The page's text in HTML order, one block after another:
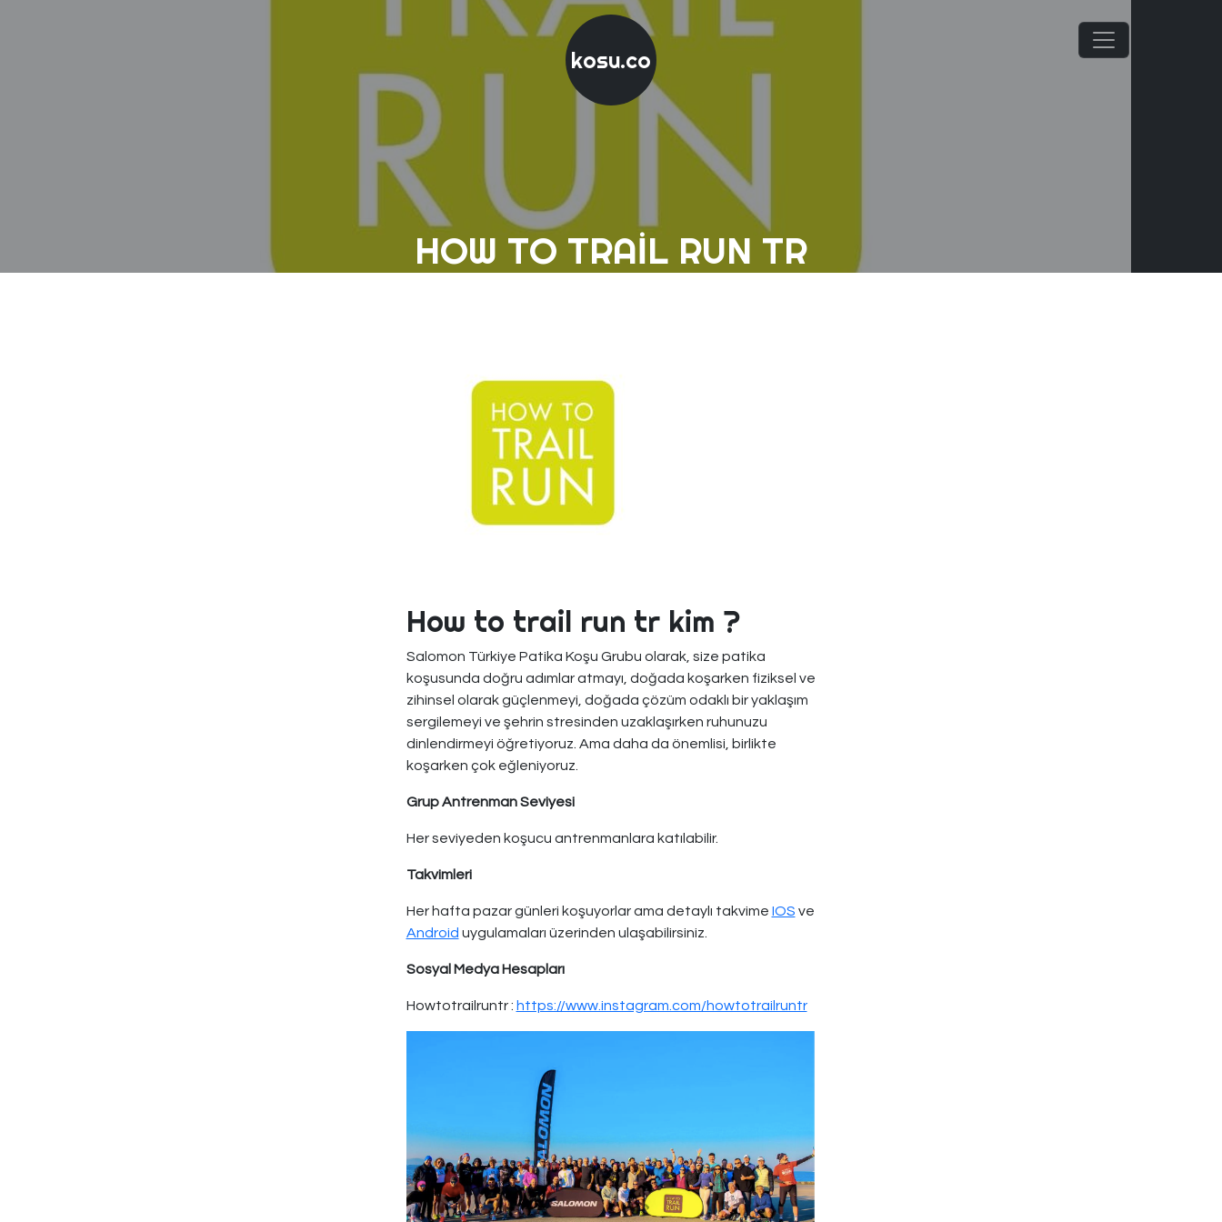
kosu.co
HOW TO TRAIL RUN TR
How to trail run tr kim ?
Salomon Türkiye Patika Koşu Grubu olarak, size patika
koşusunda doğru adımlar atmayı, doğada koşarken fiziksel ve
zihinsel olarak güçlenmeyi, doğada çözüm odaklı bir yaklaşım
sergilemeyi ve şehrin stresinden uzaklaşırken ruhunuzu
dinlendirmeyi öğretiyoruz. Ama daha da önemlisi, birlikte
koşarken çok eğleniyoruz.
Grup Antrenman Seviyesi
Her seviyeden koşucu antrenmanlara katılabilir.
Takvimleri
Her hafta pazar günleri koşuyorlar ama detaylı takvime IOS ve
Android uygulamaları üzerinden ulaşabilirsiniz.
Sosyal Medya Hesapları
Howtotrailruntr : https://www.instagram.com/howtotrailruntr